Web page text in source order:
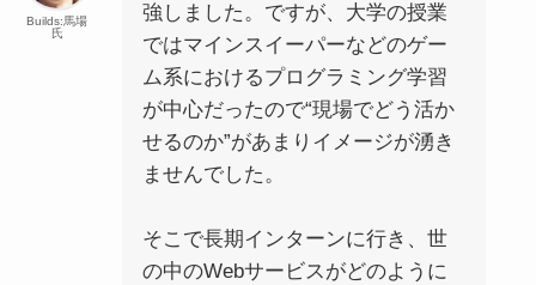
Builds:馬場
氏
強しました。ですが、大学の授業
ではマインスイーパーなどのゲー
ム系におけるプログラミング学習
が中心だったので“現場でどう活か
せるのか”があまりイメージが湧き
ませんでした。
そこで長期インターンに行き、世
の中のWebサービスがどのように